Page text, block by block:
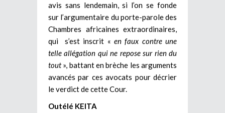
avis sans lendemain, si l’on se fonde
sur l’argumentaire du porte-parole des
Chambres africaines extraordinaires,
qui s’est inscrit « en faux contre une
telle allégation qui ne repose sur rien du
tout», battant en brèche les arguments
avancés par ces avocats pour décrier
le verdict de cette Cour.
Outélé KEITA